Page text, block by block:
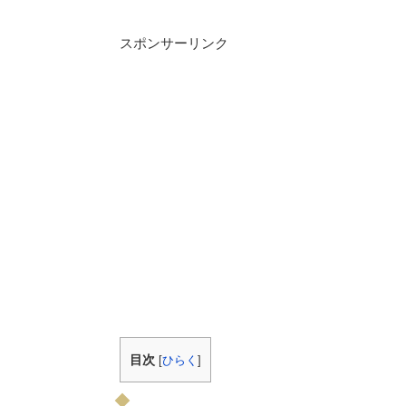
スポンサーリンク
目次 [ひらく ]